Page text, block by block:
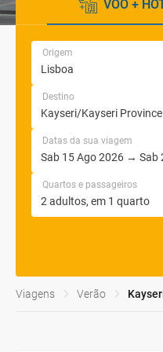
VOO +
Origem
Destino
Datas da sua viagem
Quartos e passageiros
Viagens Verão